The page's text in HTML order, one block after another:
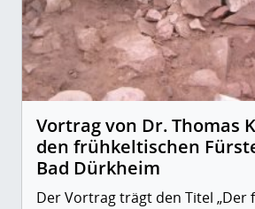
Vortrag von Dr. Thomas
den frühkeltischen
Bad Dürkheim
Der Vortrag trägt den Titel „Der